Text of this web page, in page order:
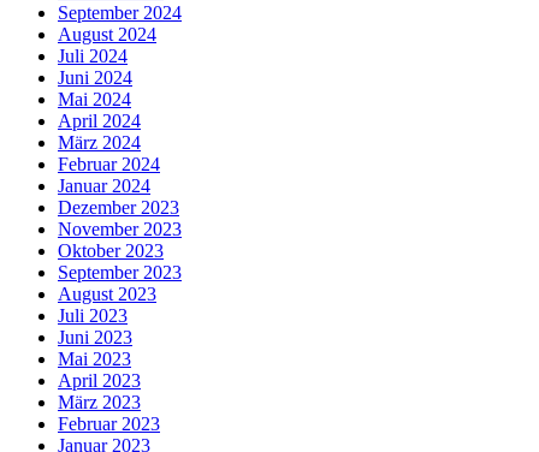
September 2024
August 2024
Juli 2024
Juni 2024
Mai 2024
April 2024
März 2024
Februar 2024
Januar 2024
Dezember 2023
November 2023
Oktober 2023
September 2023
August 2023
Juli 2023
Juni 2023
Mai 2023
April 2023
März 2023
Februar 2023
Januar 2023